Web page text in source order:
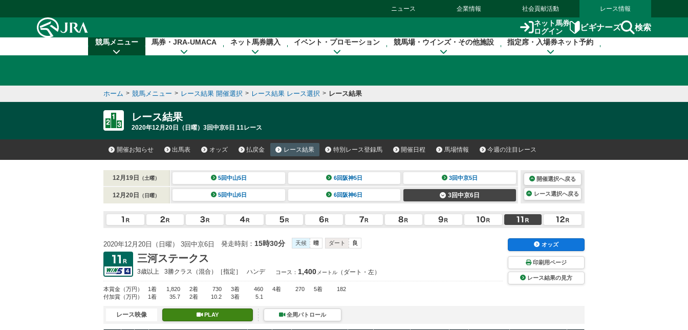
ニュース 企業情報 社会貢献活動 レース情報
ネット馬券
ログイン
ビギナーズ 検索
競馬メニュー 馬券・JRA-UMACA ネット馬券購入 イベント・プロモーション 競馬場・ウインズ・その他施設 指定席・入場券ネット予約
ホーム > 競馬メニュー > レース結果 開催選択 > レース結果 レース選択 > レース結果
レース結果
2020年12月20日（日曜）3回中京6日 11レース
開催お知らせ 出馬表 オッズ 払戻金 レース結果 特別レース登録馬 開催日程 馬場情報 今週の注目レース
12月19日 （土曜） 5回中山5日 6回阪神5日 3回中京5日
12月20日 （日曜） 5回中山6日 6回阪神6日 3回中京6日
開催選択へ戻る
レース選択へ戻る
2020年12月20日（日曜） 3回中京6日 発走時刻： 15時30分 天候 晴 ダート 良
三河ステークス
3歳以上 3勝クラス （混合）［指定］ ハンデ コース： 1,400 メートル （ダート・左）
本賞金 （万円） 1着 1,820 2着 730 3着 460 4着 270 5着
182
付加賞 （万円） 1着 35.7 2着 10.2 3着 5.1
オッズ
印刷用ページ
レース結果の見方
レース映像 PLAY 全周パトロール